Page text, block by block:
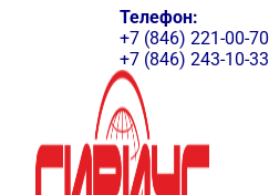
Телефон:
+7 (846) 221-00-70
+7 (846) 243-10-33